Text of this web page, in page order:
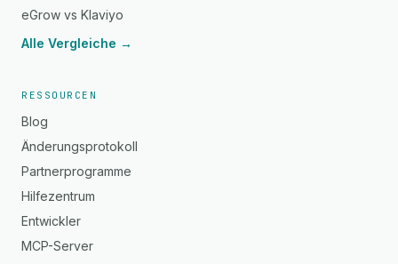
eGrow vs Klaviyo
Alle Vergleiche →
RESSOURCEN
Blog
Änderungsprotokoll
Partnerprogramme
Hilfezentrum
Entwickler
MCP-Server